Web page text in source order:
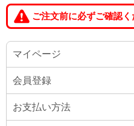
ご注文前に必ずご確認く
マイページ
会員登録
お支払い方法